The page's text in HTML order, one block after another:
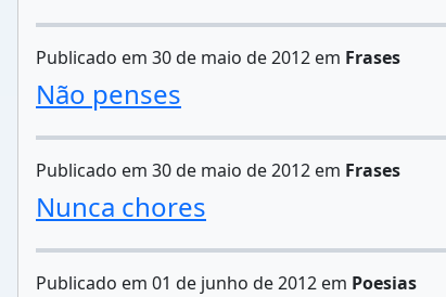
Publicado em 30 de maio de 2012 em Frases
Não penses
Publicado em 30 de maio de 2012 em Frases
Nunca chores
Publicado em 01 de junho de 2012 em Poesias